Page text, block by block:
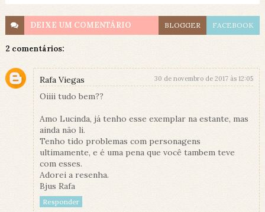
DEIXE UM COMENTÁRIO BLOGGER FACEBOOK
2 comentários:
Rafa Viegas 30 de novembro de 2017 às 12:05
Oiiii tudo bem??
Amo Lucinda, já tenho esse exemplar na estante, mas
ainda não li.
Tenho tido problemas com personagens
ultimamente, e é uma pena que você tambem teve
com esses.
Adorei a resenha.
Bjus Rafa
Responder